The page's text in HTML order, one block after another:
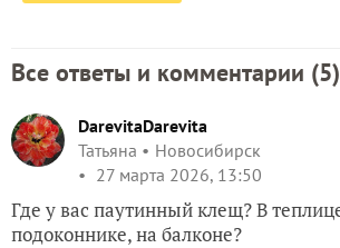
Все ответы и комментарии (5)
DarevitaDarevita
Татьяна
Новосибирск
27 марта 2026, 13:50
Где у вас паутинный клещ? В
подоконнике, на балконе?